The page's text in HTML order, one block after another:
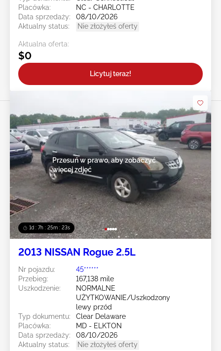
Placówka:
NC - CHARLOTTE
Data sprzedaży:
08/10/2026
Aktualny status:
Nie złożyłeś oferty
Aktualna oferta:
$0
Licytuj teraz!
1d : 7h : 25m : 20s
Przesuń w prawo, aby zobaczyć
więcej zdjęć
2013 NISSAN Rogue 2.5L
Nr pojazdu:
45******
Przebieg:
167,138 mile
Uszkodzenie:
NORMALNE
UŻYTKOWANIE/Uszkodzony
lewy przód
Typ dokumentu:
Clear Delaware
Placówka:
MD - ELKTON
Data sprzedaży:
08/10/2026
Aktualny status:
Nie złożyłeś oferty